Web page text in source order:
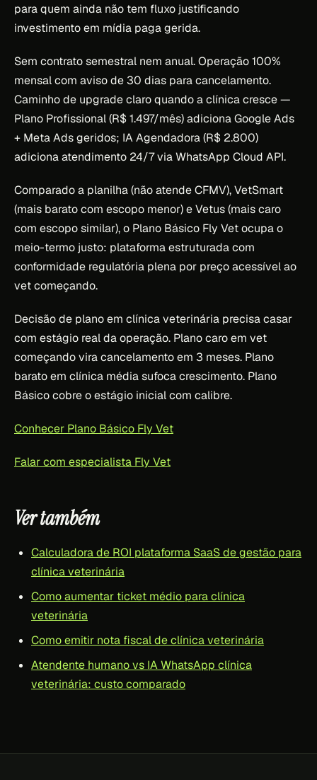
para quem ainda não tem fluxo justificando
investimento em mídia paga gerida.
Sem contrato semestral nem anual. Operação 100%
mensal com aviso de 30 dias para cancelamento.
Caminho de upgrade claro quando a clínica cresce —
Plano Profissional (R$ 1.497/mês) adiciona Google Ads
+ Meta Ads geridos; IA Agendadora (R$ 2.800)
adiciona atendimento 24/7 via WhatsApp Cloud API.
Comparado a planilha (não atende CFMV), VetSmart
(mais barato com escopo menor) e Vetus (mais caro
com escopo similar), o Plano Básico Fly Vet ocupa o
meio-termo justo: plataforma estruturada com
conformidade regulatória plena por preço acessível ao
vet começando.
Decisão de plano em clínica veterinária precisa casar
com estágio real da operação. Plano caro em vet
começando vira cancelamento em 3 meses. Plano
barato em clínica média sufoca crescimento. Plano
Básico cobre o estágio inicial com calibre.
Conhecer Plano Básico Fly Vet
Falar com especialista Fly Vet
Ver também
Calculadora de ROI plataforma SaaS de gestão para
clínica veterinária
Como aumentar ticket médio para clínica
veterinária
Como emitir nota fiscal de clínica veterinária
Atendente humano vs IA WhatsApp clínica
veterinária: custo comparado